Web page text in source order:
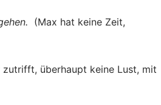
(Max hat keine Zeit,
überhaupt keine Lust, mit